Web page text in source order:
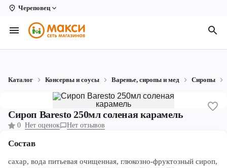
Череповец
Вологда
Архангельск
Коряжма
Каталог Консервы и соусы Варенье, сиропы и мед Сиропы
Сироп Baresto 250мл соленая карамель
0 Нет оценок Нет отзывов
Состав
сахар, вода питьевая очищенная, глюкозно-фруктозный сироп,